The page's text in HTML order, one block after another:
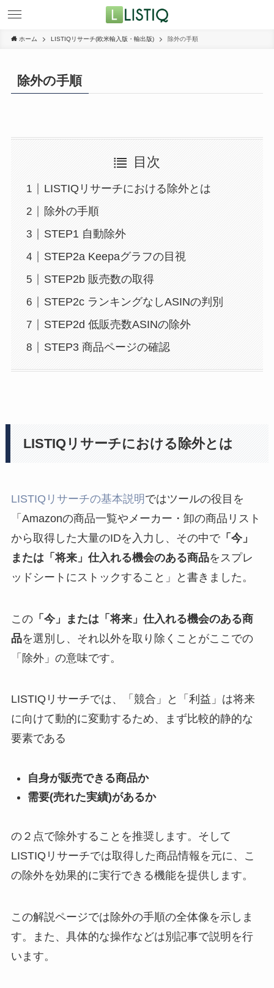
ホーム LISTIQリサーチ(欧米輸入版・輸出版) 除外の手順
除外の手順
目次
LISTIQリサーチにおける除外とは
除外の手順
STEP1 自動除外
STEP2a Keepaグラフの目視
STEP2b 販売数の取得
STEP2c ランキングなしASINの判別
STEP2d 低販売数ASINの除外
STEP3 商品ページの確認
LISTIQリサーチにおける除外とは
LISTIQリサーチの基本説明 ではツールの役目を
「Amazonの商品一覧やメーカー・卸の商品リスト
から取得した大量のIDを入力し、その中で「今」
または「将来」仕入れる機会のある商品をスプレ
ッドシートにストックすること」と書きました。
この「今」または「将来」仕入れる機会のある商
品を選別し、それ以外を取り除くことがここでの
「除外」の意味です。
LISTIQリサーチでは、「競合」と「利益」は将来
に向けて動的に変動するため、まず比較的静的な
要素である
自身が販売できる商品か
需要(売れた実績)があるか
の２点で除外することを推奨します。そして
LISTIQリサーチでは取得した商品情報を元に、こ
の除外を効果的に実行できる機能を提供します。
この解説ページでは除外の手順の全体像を示しま
す。また、具体的な操作などは別記事で説明を行
います。